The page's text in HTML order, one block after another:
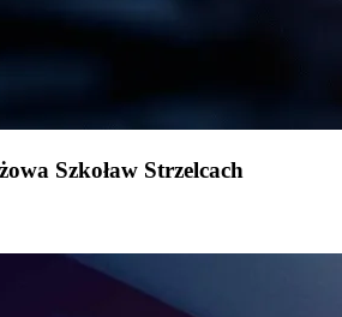
Szkoław Strzelcach